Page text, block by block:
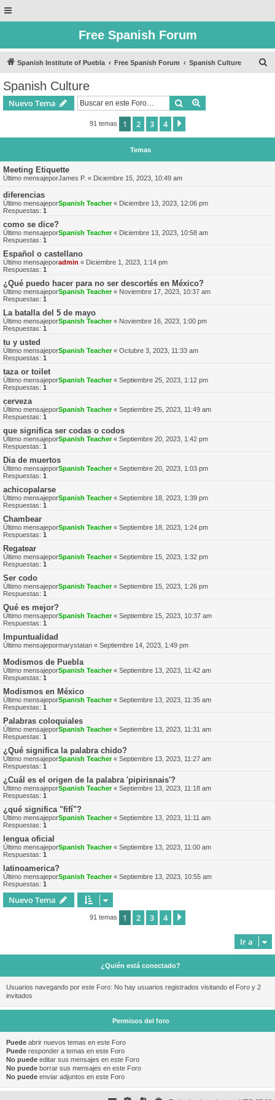
Free Spanish Forum
Spanish Institute of Puebla Free Spanish Forum Spanish Culture
Spanish Culture
Nuevo Tema Buscar
91 temas 1 2 3 4
Temas
Meeting Etiquette
Último mensajeporJames P. « Diciembre 15, 2023, 10:49 am
diferencias
Último mensajeporSpanish Teacher« Diciembre 13, 2023, 12:06 pm
Respuestas: 1
como se dice?
Último mensajeporSpanish Teacher« Diciembre 13, 2023, 10:58 am
Respuestas: 1
Español o castellano
Último mensajeporadmin « Diciembre 1, 2023, 1:14 pm
Respuestas: 1
¿Qué puedo hacer para no ser descortés en México?
Último mensajeporSpanish Teacher« Noviembre 17, 2023, 10:37 am
Respuestas: 1
La batalla del 5 de mayo
Último mensajeporSpanish Teacher« Noviembre 16, 2023, 1:00 pm
Respuestas: 1
tu y usted
Último mensajeporSpanish Teacher« Octubre 3, 2023, 11:33 am
Respuestas: 1
taza or toilet
Último mensajeporSpanish Teacher« Septiembre 25, 2023, 1:12 pm
Respuestas: 1
cerveza
Último mensajeporSpanish Teacher« Septiembre 25, 2023, 11:49 am
Respuestas: 1
que significa ser codas o codos
Último mensajeporSpanish Teacher« Septiembre 20, 2023, 1:42 pm
Respuestas: 1
Dia de muertos
Último mensajeporSpanish Teacher« Septiembre 20, 2023, 1:03 pm
Respuestas: 1
achicopalarse
Último mensajeporSpanish Teacher« Septiembre 18, 2023, 1:39 pm
Respuestas: 1
Chambear
Último mensajeporSpanish Teacher« Septiembre 18, 2023, 1:24 pm
Respuestas: 1
Regatear
Último mensajeporSpanish Teacher« Septiembre 15, 2023, 1:32 pm
Respuestas: 1
Ser codo
Último mensajeporSpanish Teacher« Septiembre 15, 2023, 1:26 pm
Respuestas: 1
Qué es mejor?
Último mensajeporSpanish Teacher« Septiembre 15, 2023, 10:37 am
Respuestas: 1
Impuntualidad
Último mensajepormarystatan « Septiembre 14, 2023, 1:49 pm
Modismos de Puebla
Último mensajeporSpanish Teacher« Septiembre 13, 2023, 11:42 am
Respuestas: 1
Modismos en México
Último mensajeporSpanish Teacher« Septiembre 13, 2023, 11:35 am
Respuestas: 1
Palabras coloquiales
Último mensajeporSpanish Teacher« Septiembre 13, 2023, 11:31 am
Respuestas: 1
¿Qué significa la palabra chido?
Último mensajeporSpanish Teacher« Septiembre 13, 2023, 11:27 am
Respuestas: 1
¿Cuál es el origen de la palabra 'pipirisnais'?
Último mensajeporSpanish Teacher« Septiembre 13, 2023, 11:18 am
Respuestas: 1
¿qué significa "fifí"?
Último mensajeporSpanish Teacher« Septiembre 13, 2023, 11:11 am
Respuestas: 1
lengua oficial
Último mensajeporSpanish Teacher« Septiembre 13, 2023, 11:00 am
Respuestas: 1
latinoamerica?
Último mensajeporSpanish Teacher« Septiembre 13, 2023, 10:55 am
Respuestas: 1
Nuevo Tema
91 temas 1 2 3 4
Ir a
¿Quién está conectado?
Usuarios navegando por este Foro: No hay usuarios registrados visitando el Foro y 2
invitados
Permisos del foro
Puede abrir nuevos temas en este Foro
Puede responder a temas en este Foro
No puede editar sus mensajes en este Foro
No puede borrar sus mensajes en este Foro
No puede enviar adjuntos en este Foro